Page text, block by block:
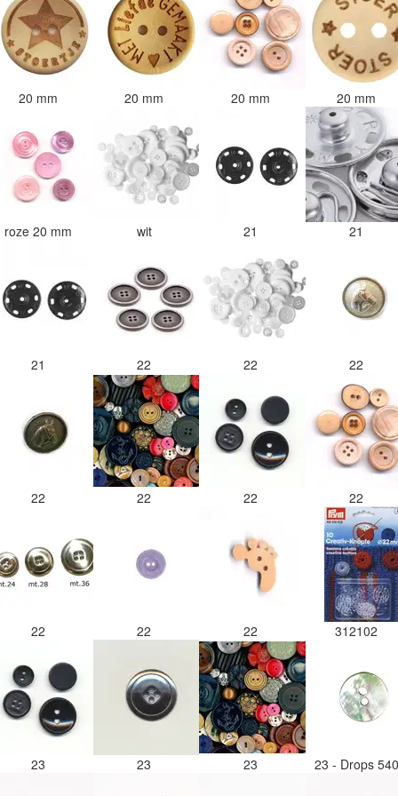
20 mm 20 mm 20 mm 20 mm
roze 20 mm wit 21 21
21 22 22 22
22 22 22 22
22 22 22 312102
23 23 23 23 - Drops